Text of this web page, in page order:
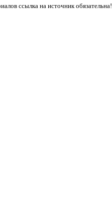
ссылка на источник обязательна!